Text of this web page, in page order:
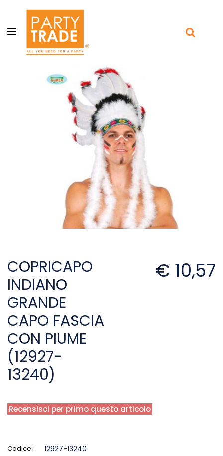
Open menu
COPRICAPO
INDIANO
GRANDE
CAPO FASCIA
CON PIUME
(12927-
13240)
€ 10,57
Recensisci per primo questo articolo
Codice: 12927-13240